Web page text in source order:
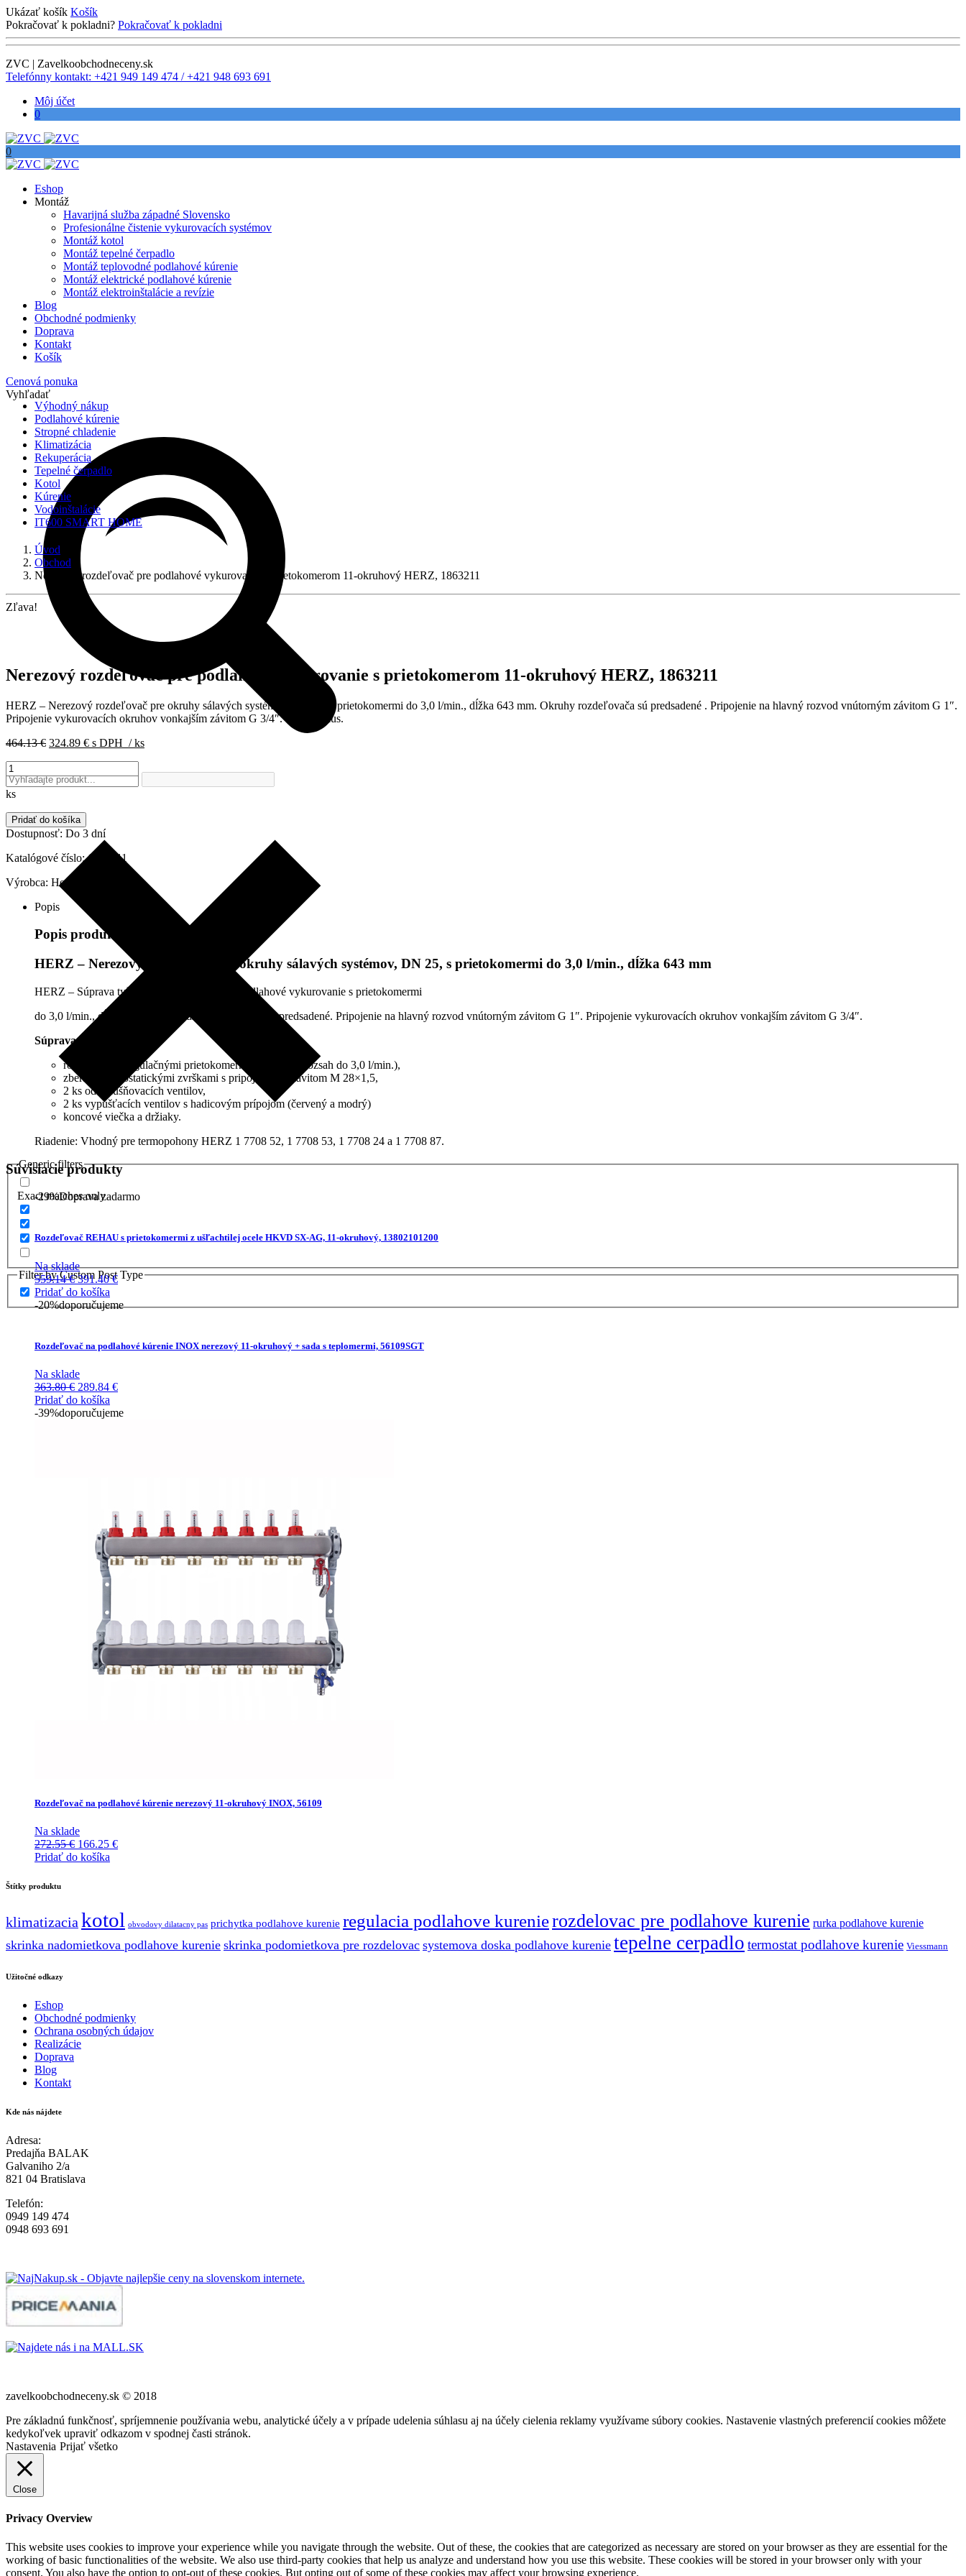
Ukázať košík Košík
Pokračovať k pokladni? Pokračovať k pokladni
ZVC | Zavelkoobchodneceny.sk
Telefónny kontakt: +421 949 149 474 / +421 948 693 691
Môj účet
0
0
Eshop
Montáž
Havarijná služba západné Slovensko
Profesionálne čistenie vykurovacích systémov
Montáž kotol
Montáž tepelné čerpadlo
Montáž teplovodné podlahové kúrenie
Montáž elektrické podlahové kúrenie
Montáž elektroinštalácie a revízie
Blog
Obchodné podmienky
Doprava
Kontakt
Košík
Cenová ponuka
Vyhľadať
Generic filters
Exact matches only
Filter by Custom Post Type
Výhodný nákup
Podlahové kúrenie
Stropné chladenie
Klimatizácia
Rekuperácia
Tepelné čerpadlo
Kotol
Kúrenie
Vodoinštalácie
IT600 SMART HOME
Úvod
Obchod
Nerezový rozdeľovač pre podlahové vykurovanie s prietokomerom 11-okruhový HERZ, 1863211
Zľava!
Nerezový rozdeľovač pre podlahové vykurovanie s prietokomerom 11-okruhový HERZ, 1863211
HERZ – Nerezový rozdeľovač pre okruhy sálavých systémov, DN 25, s prietokomermi do 3,0 l/min., dĺžka 643 mm. Okruhy rozdeľovača sú predsadené . Pripojenie na hlavný rozvod vnútorným závitom G 1″.
Pripojenie vykurovacích okruhov vonkajším závitom G 3/4″. Cena za kus.
464.13€ Pôvodná
464.13 €.
324.89 €Aktuálna
324.89 €.
s DPH / ks
množstvo
Nerezový
rozdeľovač
podlahové
vykurovanie
prietokomerom
okruhový
1863211
ks
Pridať do košíka
Dostupnosť: Do 3 dní
Katalógové číslo:1863211
Výrobca: Herz
Popis
Popis produktu
HERZ – Nerezový rozdeľovač pre okruhy sálavých systémov, DN 25, s prietokomermi do 3,0 l/min., dĺžka 643 mm
HERZ – Súprava tyčového rozdeľovača pre podlahové vykurovanie s prietokomermi
do 3,0 l/min., dĺžka
Okruhy rozdeľovača sú predsadené. Pripojenie na hlavný rozvod vnútorným závitom G 1″. Pripojenie vykurovacích okruhov vonkajším závitom G 3/4″.
Súprava obsahuje:
rozdeľovač s regulačnými prietokomermi (regulačný rozsah do 3,0 l/min.),
zberač s termostatickými zvrškami s pripojovacím závitom M 28×1,5,
2 ks odvzdušňovacích ventilov,
2 ks vypúšťacích ventilov s hadicovým prípojom (červený a modrý)
koncové viečka a držiaky.
Riadenie: Vhodný pre termopohony HERZ 1 7708 52, 1 7708 53, 1 7708 24 a 1 7708 87.
Súvisiacie produkty
-29%Doprava zadarmo
Rozdeľovač REHAU s prietokomermi z ušľachtilej ocele HKVD SX-AG, 11-okruhový, 13802101200
Na sklade
559.14€Pôvodná
cena
bola:
391.40€Aktuálna
je:
Pridať do košíka
-20%doporučujeme
Rozdeľovač na podlahové kúrenie INOX nerezový 11-okruhový + sada s teplomermi, 56109SGT
Na sklade
363.80€ Pôvodná
cena
bola:
289.84 €Aktuálna
je:
Pridať do košíka
-39%doporučujeme
Rozdeľovač na podlahové kúrenie nerezový 11-okruhový INOX, 56109
Na sklade
272.55€ Pôvodná
cena
166.25 €Aktuálna
Pridať do košíka
Štítky produktu
klimatizaciakotol obvodovy dilatacny pas prichytka podlahove kurenie regulacia podlahove kurenierozdelovac pre podlahove kurenie rurka podlahove kurenie
skrinka nadomietkova podlahove kurenie skrinka podomietkova pre rozdelovac systemova doska podlahove kurenie tepelne cerpadlo termostat podlahove kurenie Viessmann
Užitočné odkazy
Eshop
Obchodné podmienky
Ochrana osobných údajov
Realizácie
Doprava
Blog
Kontakt
Kde nás nájdete
Adresa:
Predajňa BALAK
Galvaniho 2/a
821 04 Bratislava
Telefón:
0949 149 474
0948 693 691
zavelkoobchodneceny.sk © 2018
Pre základnú funkčnosť, spríjemnenie používania webu, analytické účely a v prípade udelenia súhlasu aj na účely cielenia reklamy využívame súbory cookies. Nastavenie vlastných preferencií cookies môžete
kedykoľvek upraviť odkazom v spodnej časti stránok.
Nastavenia Prijať všetko
Close
Privacy Overview
This website uses cookies to improve your experience while you navigate through the website. Out of these, the cookies that are categorized as necessary are stored on your browser as they are essential for the
working of basic functionalities of the website. We also use third-party cookies that help us analyze and understand how you use this website. These cookies will be stored in your browser only with your
consent. You also have the option to opt-out of these cookies. But opting out of some of these cookies may affect your browsing experience.